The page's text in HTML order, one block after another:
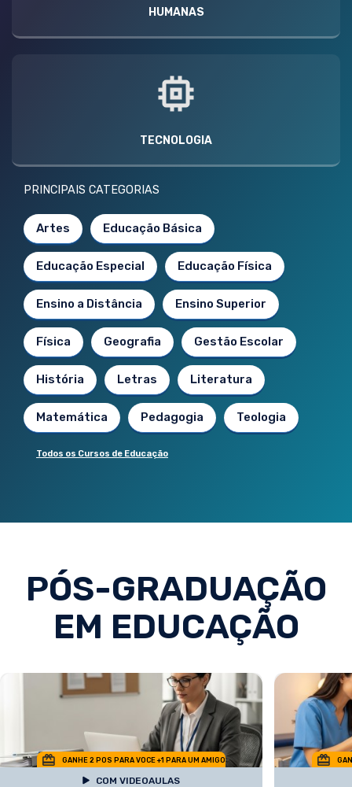
HUMANAS
TECNOLOGIA
PRINCIPAIS CATEGORIAS
Artes Educação Básica
Educação Especial Educação Física
Ensino a Distância Ensino Superior
Física Geografia Gestão Escolar
História Letras Literatura
Matemática Pedagogia Teologia
Todos os Cursos de Educação
PÓS-GRADUAÇÃO
EM EDUCAÇÃO
GANHE 2 POS PARA VOCE +1 PARA UM AMIGO
COM VIDEOAULAS